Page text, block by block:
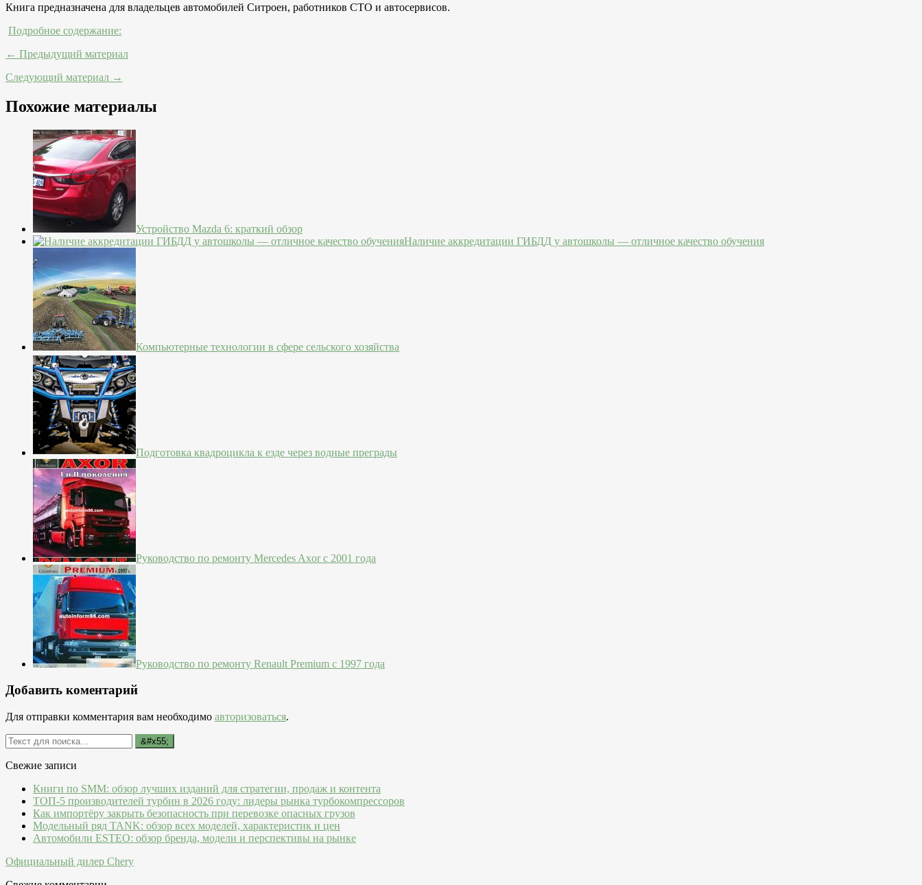
Книга предназначена для владельцев автомобилей Ситроен, работников СТО и автосервисов.
Подробное содержание:
← Предыдущий материал
Следующий материал →
Похожие материалы
Устройство Mazda 6: краткий обзор
Наличие аккредитации ГИБДД у автошколы — отличное качество обучения
Компьютерные технологии в сфере сельского хозяйства
Подготовка квадроцикла к езде через водные преграды
Руководство по ремонту Mercedes Axor с 2001 года
Руководство по ремонту Renault Premium с 1997 года
Добавить коментарий
Для отправки комментария вам необходимо авторизоваться.
Свежие записи
Книги по SMM: обзор лучших изданий для стратегии, продаж и контента
ТОП-5 производителей турбин в 2026 году: лидеры рынка турбокомпрессоров
Как импортёру закрыть безопасность при перевозке опасных грузов
Модельный ряд TANK: обзор всех моделей, характеристик и цен
Автомобили ESTEO: обзор бренда, модели и перспективы на рынке
Официальный дилер Chery